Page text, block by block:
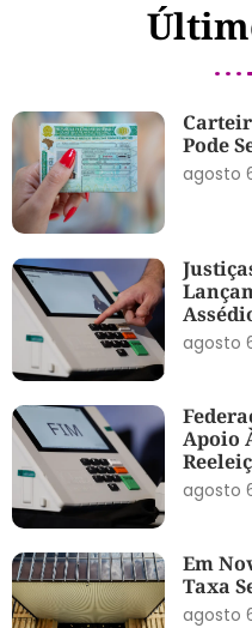
Pode
agosto
agosto
Apoio
agosto
Em
Taxa
agosto